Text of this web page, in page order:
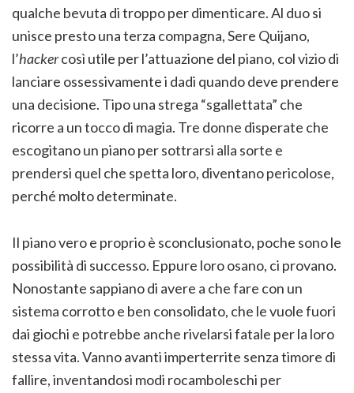
qualche bevuta di troppo per dimenticare. Al duo si
unisce presto una terza compagna, Sere Quijano,
l’hackercosì utile per l’attuazione del piano, col vizio di
lanciare ossessivamente i dadi quando deve prendere
una decisione. Tipo una strega “sgallettata” che
ricorre a un tocco di magia. Tre donne disperate che
escogitano un piano per sottrarsi alla sorte e
prendersi quel che spetta loro, diventano pericolose,
perché molto determinate.
Il piano vero e proprio è sconclusionato, poche sono le
possibilità di successo. Eppure loro osano, ci provano.
Nonostante sappiano di avere a che fare con un
sistema corrotto e ben consolidato, che le vuole fuori
dai giochi e potrebbe anche rivelarsi fatale per la loro
stessa vita. Vanno avanti imperterrite senza timore di
fallire, inventandosi modi rocamboleschi per